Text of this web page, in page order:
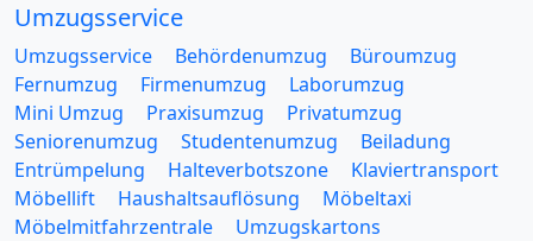
Umzugsservice
Umzugsservice Behördenumzug
Büroumzug
Fernumzug
Firmenumzug
Laborumzug
Mini Umzug
Praxisumzug
Privatumzug
Seniorenumzug
Studentenumzug
Beiladung
Entrümpelung
Halteverbotszone
Klaviertransport
Möbellift
Haushaltsauflösung
Möbeltaxi
Möbelmitfahrzentrale
Umzugskartons